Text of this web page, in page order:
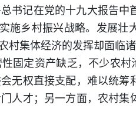
书记在党的十九大报告中
施乡村振兴战略。发展壮
集体经济的发挥却面临诸
固定资产缺乏，不少农村
无权直接支配，难以统筹
人才；另一方面，农村集